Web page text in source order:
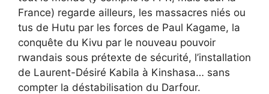
France) regarde ailleurs, les massacres niés ou
tus de Hutu par les forces de Paul Kagame, la
conquête du Kivu par le nouveau pouvoir
rwandais sous prétexte de sécurité, l’installation
de Laurent-Désiré Kabila à Kinshasa… sans
compter la déstabilisation du Darfour.